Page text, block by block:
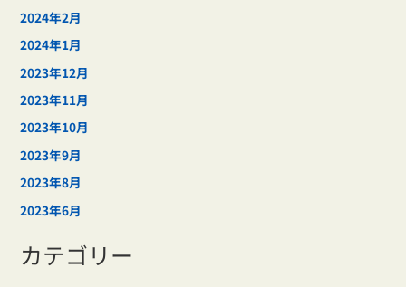
2024年2月
2024年1月
2023年12月
2023年11月
2023年10月
2023年9月
2023年8月
2023年6月
カテゴリー